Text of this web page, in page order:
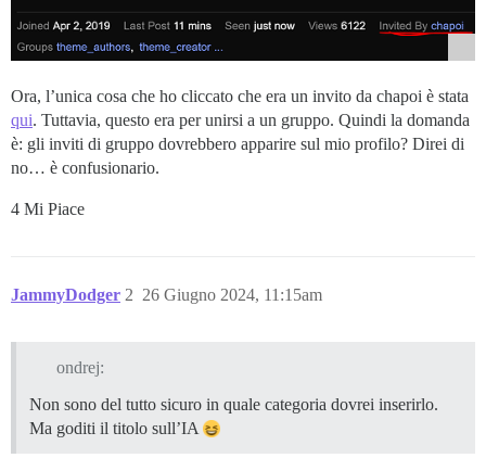
Ora, l’unica cosa che ho cliccato che era un invito da chapoi è stata
qui. Tuttavia, questo era per unirsi a un gruppo. Quindi la domanda
è: gli inviti di gruppo dovrebbero apparire sul mio profilo? Direi di
no… è confusionario.
4 Mi Piace
JammyDodger 26 Giugno 2024, 11:15am
2
ondrej:
Non sono del tutto sicuro in quale categoria dovrei inserirlo.
Ma goditi il titolo sull’IA